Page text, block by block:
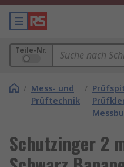
Teile-Nr.
/ Mess- und
Prüftechnik
/
Schutzinger 2